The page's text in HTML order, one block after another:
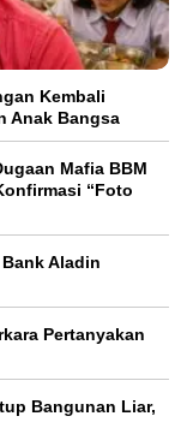
Kembali
Anak Bangsa
Mafia BBM
“Foto
Aladin
Pertanyakan
Bangunan Liar,